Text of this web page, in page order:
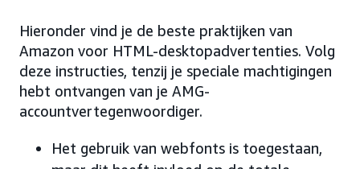
Hieronder vind je de beste praktijken van
Amazon voor HTML-desktopadvertenties. Volg
deze instructies, tenzij je speciale machtigingen
hebt ontvangen van je AMG-
accountvertegenwoordiger.
Het gebruik van webfonts is toegestaan,